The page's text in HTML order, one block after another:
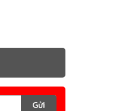
Gửi